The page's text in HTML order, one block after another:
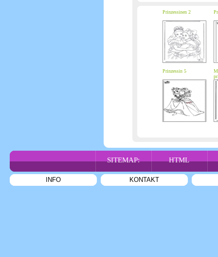
Prinzessinen 2
Prinzessin 5
SITEMAP: HTML
INFO KONTAKT